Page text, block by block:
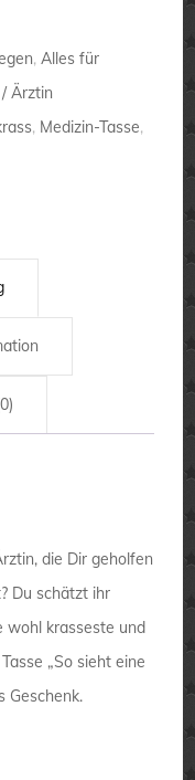
,Alles für
Ärztin
, Medizin-Tasse,
die Dir geholfen
Du schätzt ihr
wohl krasseste und
„So sieht eine
Geschenk.